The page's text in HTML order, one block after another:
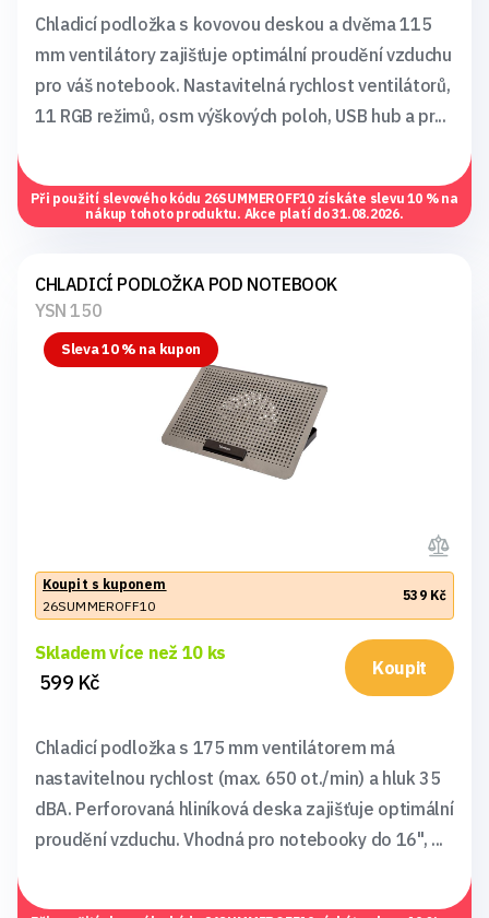
Chladicí podložka s kovovou deskou a dvěma 115
mm ventilátory zajišťuje optimální proudění vzduchu
pro váš notebook. Nastavitelná rychlost ventilátorů,
11 RGB režimů, osm výškových poloh, USB hub a pr...
Při použití slevového kódu 26SUMMEROFF10 získáte slevu 10 % na
nákup tohoto produktu. Akce platí do 31.08.2026.
CHLADICÍ PODLOŽKA POD NOTEBOOK
YSN 150
Sleva 10 % na kupon
Koupit s kuponem
26SUMMEROFF10
539 Kč
Skladem více než 10 ks
599 Kč
Koupit
Chladicí podložka s 175 mm ventilátorem má
nastavitelnou rychlost (max. 650 ot./min) a hluk 35
dBA. Perforovaná hliníková deska zajišťuje optimální
proudění vzduchu. Vhodná pro notebooky do 16", ...